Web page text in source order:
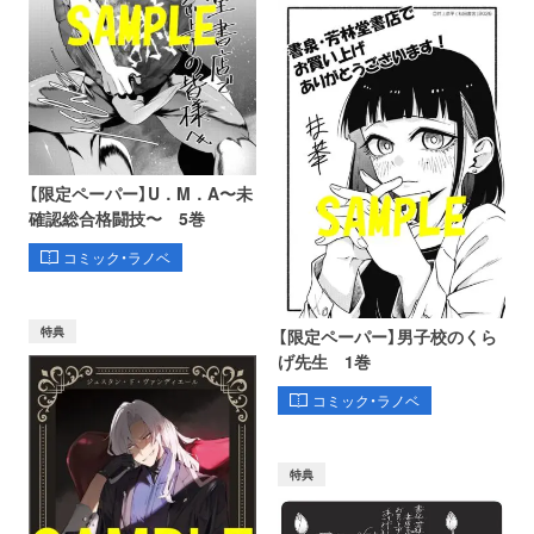
【限定ペーパー】U．M．A〜未
確認総合格闘技〜 5巻
コミック・ラノベ
【限定ペーパー】男子校のくら
げ先生 1巻
コミック・ラノベ
特典
特典